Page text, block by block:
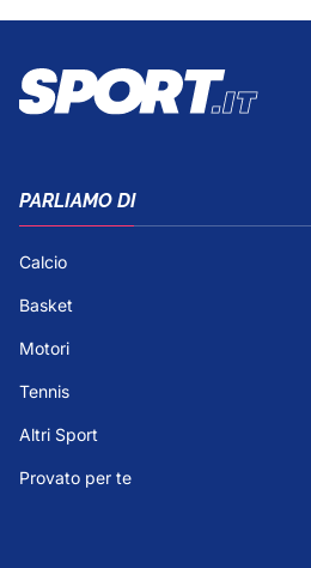
PARLIAMO DI
Calcio
Basket
Motori
Tennis
Altri Sport
Provato per te